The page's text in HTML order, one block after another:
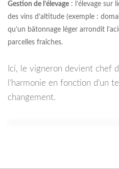
Gestion de l’élevage : l’élevage sur
des vins d’altitude (exemple :
qu’un bâtonnage léger arrondit
parcelles fraîches.
Ici, le vigneron devient chef
l’harmonie en fonction d’un
changement.